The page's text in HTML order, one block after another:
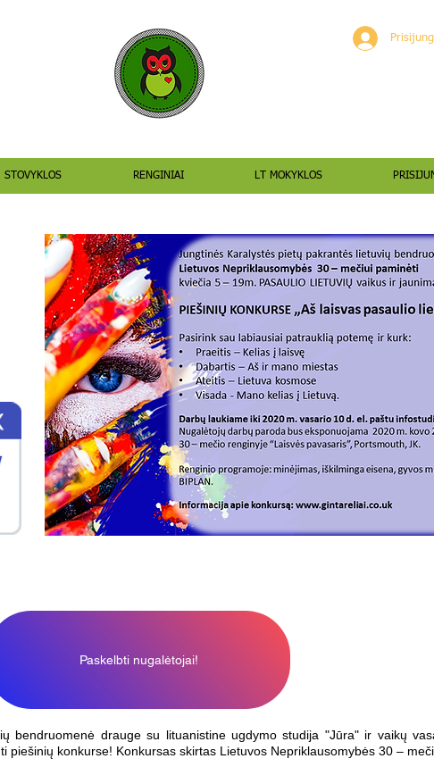
STOVYKLOS RENGINIAI LT MOKYKLOS
Paskelbti nugalėtojai!
bendruomenė drauge su lituanistine ugdymo studija "Jūra" ir vaikų
piešinių konkurse! Konkursas skirtas Lietuvos Nepriklausomybės 30 –